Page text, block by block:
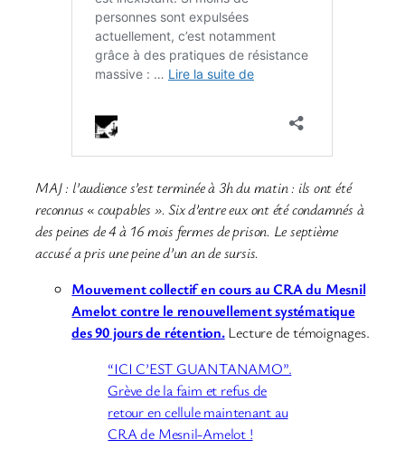
MAJ : l’audience s’est terminée à 3h du matin : ils ont été
reconnus « coupables ». Six d’entre eux ont été condamnés à
des peines de 4 à 16 mois fermes de prison. Le septième
accusé a pris une peine d’un an de sursis.
Mouvement collectif en cours au CRA du Mesnil
Amelot contre le renouvellement systématique
des 90 jours de rétention.Lecture de témoignages.
“ICI C’EST GUANTANAMO”.
Grève de la faim et refus de
retour en cellule maintenant au
CRA de Mesnil-Amelot !